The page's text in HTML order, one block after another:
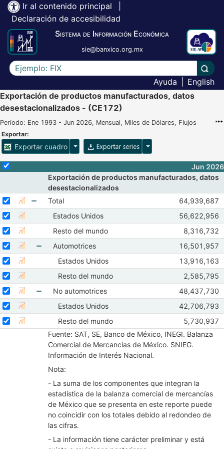
Ir al contenido principal
Declaración de accesibilidad
Sistema de Información Económica
sie@banxico.org.mx
Escriba el texto a buscar
Ayuda
English
Exportación de productos manufacturados, datos
desestacionalizados - (CE172)
Período: Ene 1993 - Jun 2026, Mensual, Miles de Dólares, Flujos
Exportar:
Exportar cuadro Opciones para exportar cuadroOpciones para exportar
Selecciona o desmarca todas las series
Jun 2026
Exportación de productos manufacturados, datos
desestacionalizados
Seleccione sus series
Seleccionar serie Total
Mostrar elementos de Total
Total Abr 2026
64,939,687
Seleccione sus series
Seleccionar serie Estados Unidos
Estados Unidos Abr 2026
56,622,956
Seleccione sus series
Seleccionar serie Resto del mundo
Resto del mundo Abr 2026
8,316,732
Seleccione sus series
Seleccionar serie Automotrices
Mostrar elementos de Automotrices
Automotrices Abr 2026
16,501,957
Seleccione sus series
Seleccionar serie Estados Unidos
Estados Unidos Abr 2026
13,916,163
Seleccione sus series
Seleccionar serie Resto del mundoMostrar gráfica de la serie Resto del mundo
Resto del mundo Abr 2026
2,585,795
Seleccione sus series
Seleccionar serie No automotrices
Mostrar elementos de No automotrices
No automotrices Abr 2026
48,437,730
Seleccione sus series
Seleccionar serie Estados Unidos
Estados Unidos Abr 2026
42,706,793
Seleccione sus series
Seleccionar serie Resto del mundoMostrar gráfica de la serie Resto del mundo
Resto del mundo Abr 2026
5,730,937
Fuente: SAT, SE, Banco de México, INEGI. Balanza
Comercial de Mercancías de México. SNIEG.
Información de Interés Nacional.
Nota:
- La suma de los componentes que integran la
estadística de la balanza comercial de mercancías
de México que se presenta en este reporte puede
no coincidir con los totales debido al redondeo de
las cifras.
- La información tiene carácter preliminar y está